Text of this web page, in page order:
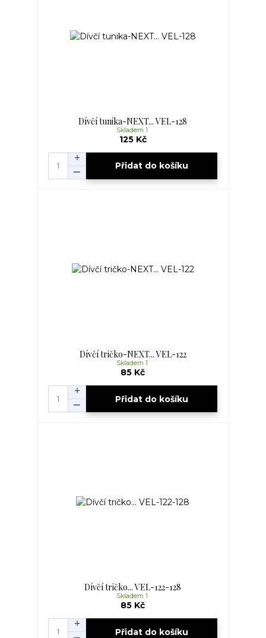
Dívčí tunika-NEXT... VEL-128
125 Kč
Skladem 1
Přidat do košíku
Dívčí tričko-NEXT... VEL-122
85 Kč
Skladem 1
Přidat do košíku
Dívčí tričko... VEL-122-128
85 Kč
Skladem 1
Přidat do košíku